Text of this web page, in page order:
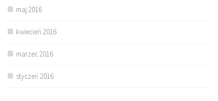
maj 2016
kwiecień 2016
marzec 2016
styczeń 2016